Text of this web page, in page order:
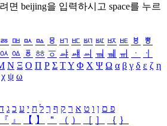
면 beijing을 입력하시고 space를 누르
ㅭ ㅮ ㅯ ㅰ ㅱ ㅲ ㅳ ㅴ ㅵ ㅶ ㅷ ㅸ
ㅹ
ㆂ ㆃ ㆄ ㆅ ㆆ ㆇ ㆈ ㆉ ㆊ ㆋ ㆌ ㆍ
ㆎ
Ν Ξ Ο Π Ρ Σ ΤΥ Φ Χ Ψ Ω α β γ δ ε ζ η
χ ψ ω
פ ם ן ו ט א ר ק ף ך ל ח י ע כ ג ד
『 』 【 】 ＂ （ ） ［ ］ ｛ ｝